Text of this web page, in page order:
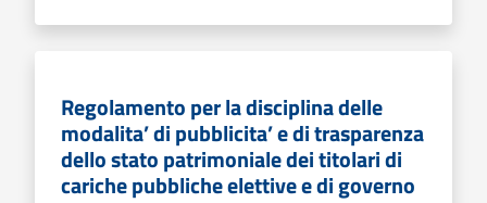
Regolamento per la disciplina delle
modalita’ di pubblicita’ e di trasparenza
dello stato patrimoniale dei titolari di
cariche pubbliche elettive e di governo